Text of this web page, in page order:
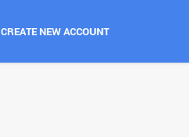
CREATE NEW ACCOUNT